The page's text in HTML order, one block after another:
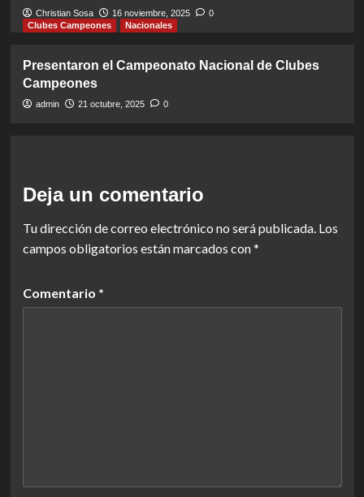
Christian Sosa 16 noviembre, 2025
0
Clubes Campeones
Nacionales
Presentaron el Campeonato Nacional de Clubes
Campeones
admin 21 octubre, 2025 0
Deja un comentario
Tu dirección de correo electrónico no será publicada. Los
campos obligatorios están marcados con*
Comentario *